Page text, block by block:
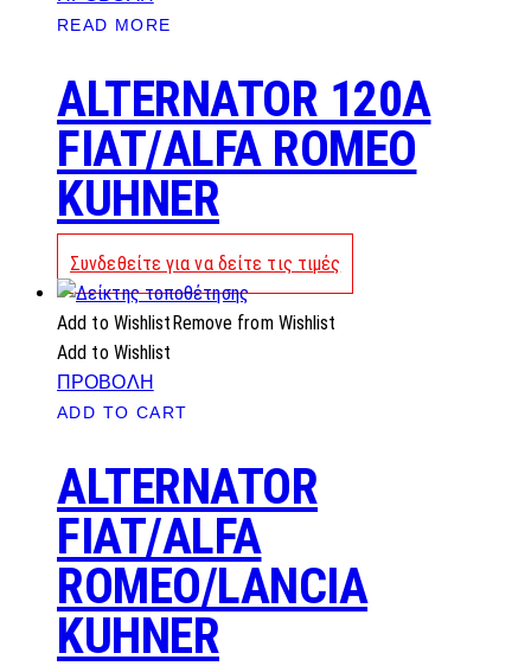
READ MORE
ALTERNATOR 120A
FIAT/ALFA ROMEO
KUHNER
Συνδεθείτε για να δείτε τις τιμές
Add to Wishlist Remove from Wishlist
Add to Wishlist
ΠΡΟΒΟΛΗ
ADD TO CART
ALTERNATOR
FIAT/ALFA
ROMEO/LANCIA
KUHNER